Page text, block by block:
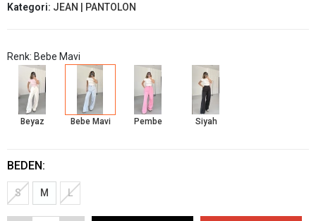
Kategori: JEAN | PANTOLON
Renk: Bebe Mavi
Beyaz Bebe Mavi Pembe Siyah
BEDEN:
S M L